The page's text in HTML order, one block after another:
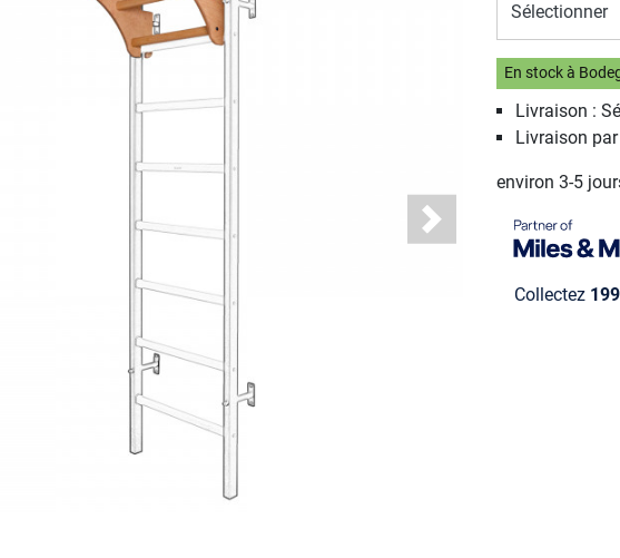
Next
Sélectionner
En stock à
Livraison :
Livraison
environ 3-5
Collectez 199